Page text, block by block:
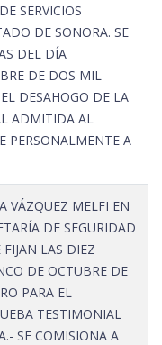
SERVICIOS
DE SONORA. SE
DEL DÍA
DE DOS MIL
DESAHOGO DE LA
ADMITIDA AL
PERSONALMENTE A
VÁZQUEZ MELFI EN
DE SEGURIDAD
LAS DIEZ
DE OCTUBRE DE
PARA EL
TESTIMONIAL
SE COMISIONA A